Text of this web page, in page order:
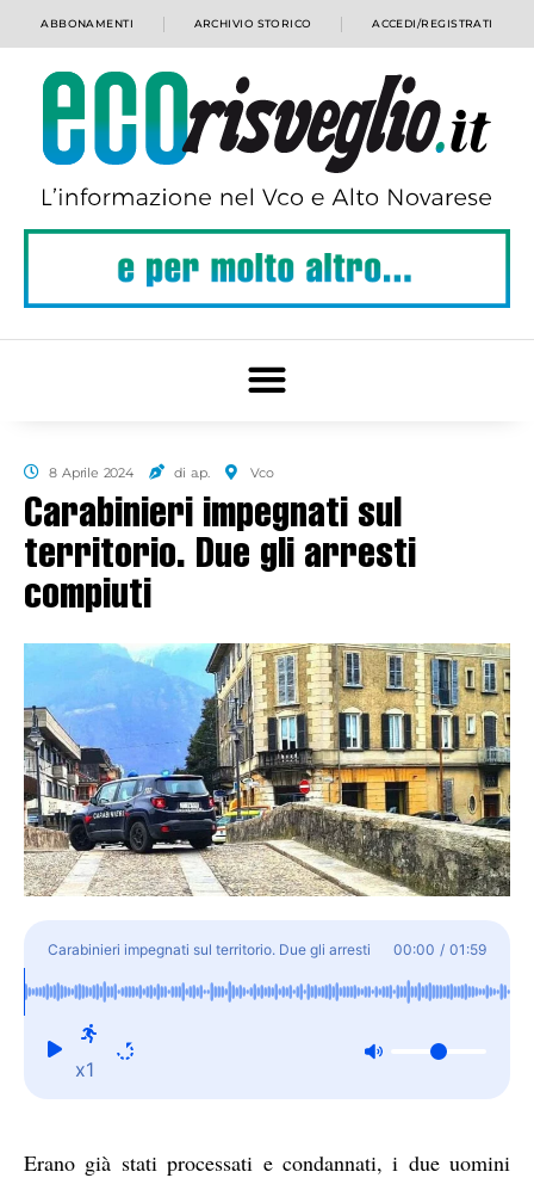
ABBONAMENTI ARCHIVIO STORICO ACCEDI/REGISTRATI
8 Aprile 2024 di a.p. Vco
Carabinieri impegnati sul
territorio. Due gli arresti
compiuti
Carabinieri impegnati sul territorio. Due gli arresti
compiuti
00:00 / 01:59
x1
Erano già stati processati e condannati, i due uomini